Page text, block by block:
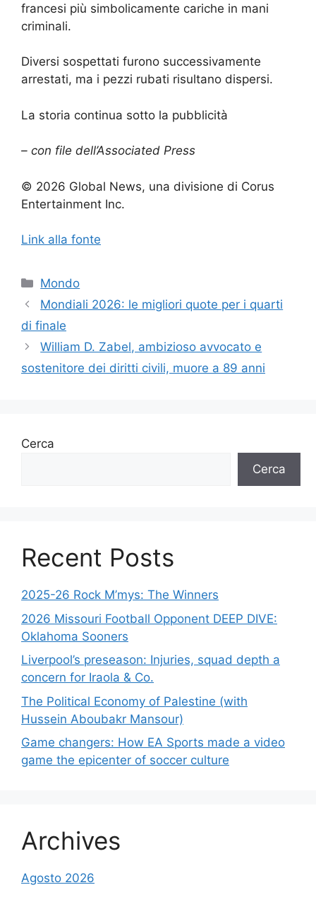
francesi più simbolicamente cariche in mani
criminali.
Diversi sospettati furono successivamente
arrestati, ma i pezzi rubati risultano dispersi.
La storia continua sotto la pubblicità
– con file dell’Associated Press
© 2026 Global News, una divisione di Corus
Entertainment Inc.
Link alla fonte
Categorie
Mondo
Mondiali 2026: le migliori quote per i quarti
di finale
William D. Zabel, ambizioso avvocato e
sostenitore dei diritti civili, muore a 89 anni
Cerca
Cerca
Recent Posts
2025-26 Rock M’mys: The Winners
2026 Missouri Football Opponent DEEP DIVE:
Oklahoma Sooners
Liverpool’s preseason: Injuries, squad depth a
concern for Iraola & Co.
The Political Economy of Palestine (with
Hussein Aboubakr Mansour)
Game changers: How EA Sports made a video
game the epicenter of soccer culture
Archives
Agosto 2026